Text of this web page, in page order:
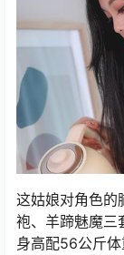
这姑娘对角色的
袍、羊蹄魅魔三
身高配56公斤